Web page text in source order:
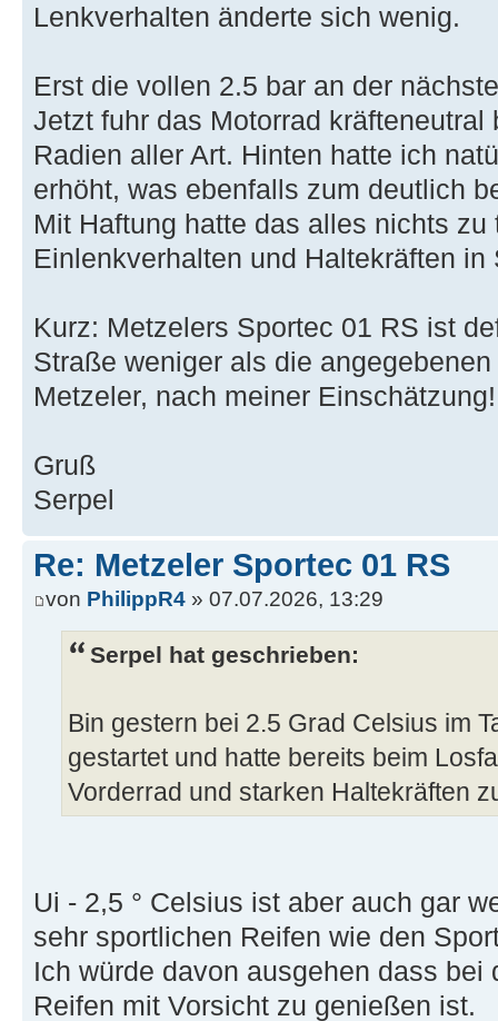
Lenkverhalten änderte sich wenig.
Erst die vollen 2.5 bar an der
Jetzt fuhr das Motorrad
Radien aller Art. Hinten hatte ich
erhöht, was ebenfalls zum deutlich
Mit Haftung hatte das alles nichts
Einlenkverhalten und Haltekräften in
Kurz: Metzelers Sportec 01 RS ist
Straße weniger als die
Metzeler, nach meiner Einschätzung!
Gruß
Serpel
Re: Metzeler Sportec 01 RS
von PhilippR4 » 07.07.2026, 13:29
Serpel hat geschrieben:
Bin gestern bei 2.5 Grad Celsius im
gestartet und hatte bereits beim
Vorderrad und starken Haltekräften
Ui - 2,5 ° Celsius ist aber auch gar
sehr sportlichen Reifen wie den
Ich würde davon ausgehen dass bei
Reifen mit Vorsicht zu genießen ist.